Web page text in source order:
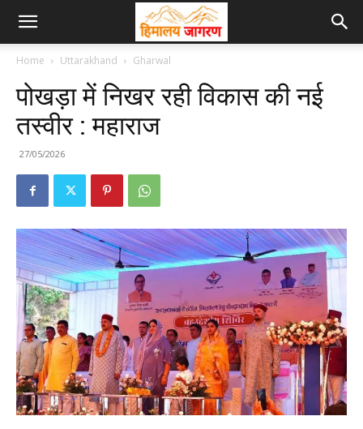
Home Uttarakhand Gharwal
पोखड़ा में निखर रही विकास की नई
तस्वीर : महाराज
27/05/2026